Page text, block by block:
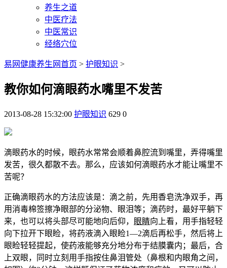
养生之道
中医疗法
中医常识
经络穴位
易网健康养生网首页 > 护眼知识 >
教你如何滴眼药水嘴里不发苦
2013-08-28 15:32:00 护眼知识 629 0
滴眼药水的时候，眼药水常常会顺着鼻腔流到嘴里，弄得嘴里
发苦，很久都散不去。那么，应该如何滴眼药水才能让嘴里不
苦呢？
正确滴眼药水的方法应该是：滴之前，先用香皂洗净双手，再
用消毒棉签擦净眼部的分泌物、眼泪等；滴药时，最好平躺下
来，也可以将头部尽可能地向后仰，
眼睛向上看，用手指轻轻
向下拉开下眼睑，将药液滴入眼睑1—2滴后再松手，然后将上
眼睑轻轻提起，使药液能够充分地分布于结膜囊内；最后，合
上双眼，同时立刻用手指按住鼻泪管处（鼻根和内眼角之间，